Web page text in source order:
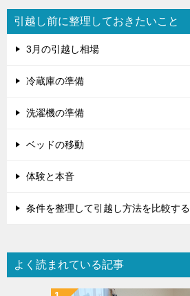
ョ
ン
引越し前に整理しておきたいこと
3月の引越し相場
冷蔵庫の準備
洗濯機の準備
ベッドの移動
体験と本音
条件を整理して引越し方法を比較する
よく読まれている記事